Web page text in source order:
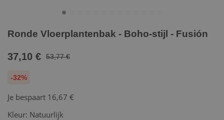
Ronde Vloerplantenbak - Boho-stijl - Fusión
37,10 € 53,77 €
-32%
Je bespaart 16,67 €
Kleur: Natuurlijk